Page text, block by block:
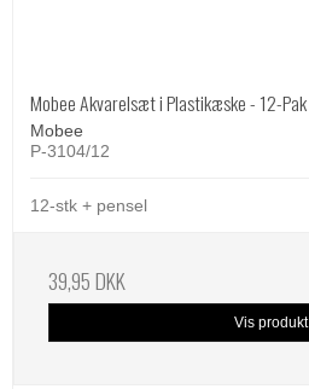
Mobee Akvarelsæt i Plastikæske - 12-Pak
Mobee
P-3104/12
12-stk + pensel
39,95 DKK
Vis produkt